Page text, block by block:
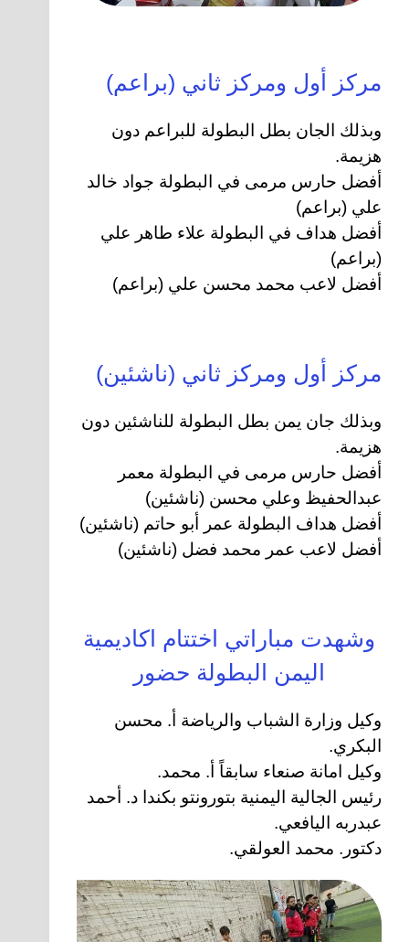
مركز أول ومركز ثاني (براعم)
وبذلك الجان بطل البطولة للبراعم دون
هزيمة.
أفضل حارس مرمى في البطولة جواد خالد
علي (براعم)
أفضل هداف في البطولة علاء طاهر علي
(براعم)
أفضل لاعب محمد محسن علي (براعم)
مركز أول ومركز ثاني (ناشئين)
وبذلك جان يمن بطل البطولة للناشئين دون
هزيمة.
أفضل حارس مرمى في البطولة معمر
عبدالحفيظ وعلي محسن (ناشئين)
أفضل هداف البطولة عمر أبو حاتم (ناشئين)
أفضل لاعب عمر محمد فضل (ناشئين)
وشهدت مباراتي اختتام اكاديمية
اليمن البطولة حضور
وكيل وزارة الشباب والرياضة أ. محسن
البكري.
وكيل امانة صنعاء سابقاً أ. محمد.
رئيس الجالية اليمنية بتورونتو بكندا د. أحمد
عبدربه اليافعي.
دكتور. محمد العولقي.